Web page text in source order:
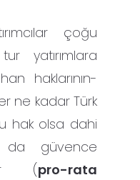
çoğu
yatırımlara
haklarının-
ne kadar Türk
hak olsa dahi
da güvence
(pro-rata